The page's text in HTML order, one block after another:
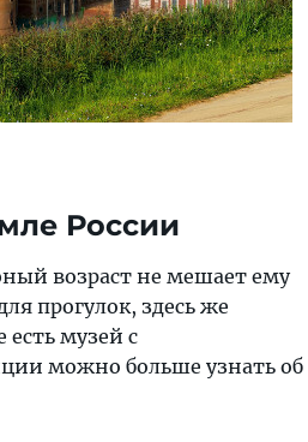
России
возраст не мешает ему
прогулок, здесь же
музей с
можно больше узнать об